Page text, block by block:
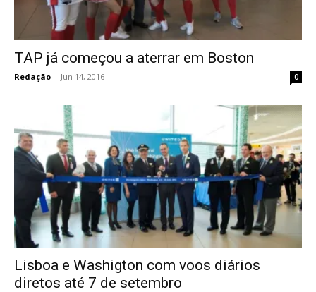
TAP já começou a aterrar em Boston
Redação - Jun 14, 2016 0
Lisboa e Washigton com voos diários
diretos até 7 de setembro